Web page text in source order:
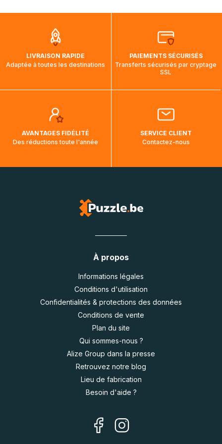
aura touché terre.
LIVRAISON RAPIDE
Adaptée à toutes les destinations
PAIEMENTS SÉCURISÉS
Transferts sécurisés par cryptage
SSL
AVANTAGES FIDÉLITÉ
Des réductions toute l'année
SERVICE CLIENT
Contactez-nous
À propos
Informations légales
Conditions d'utilisation
Confidentialités & protections des données
Conditions de vente
Plan du site
Qui sommes-nous ?
Alize Group dans la presse
Retrouvez notre blog
Lieu de fabrication
Besoin d'aide ?